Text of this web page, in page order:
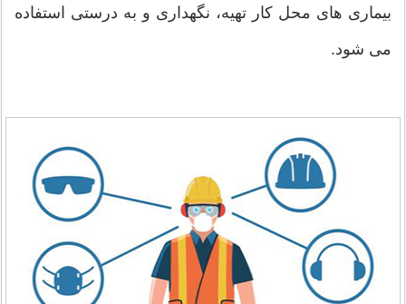
بیماری های محل کار تهیه، نگهداری و به درستی استفاده
می شود.